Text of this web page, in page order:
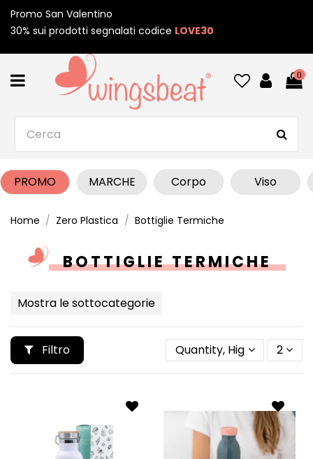
Promo San Valentino
30% sui prodotti segnalati codice LOVE30
0
PROMO MARCHE Corpo Viso
Home Zero Plastica Bottiglie Termiche
BOTTIGLIE TERMICHE
Mostra le sottocategorie
Filtro Quantity, Highest first
2